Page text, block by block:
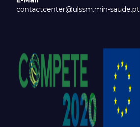
contactcenter@ulssm.min-saude.pt